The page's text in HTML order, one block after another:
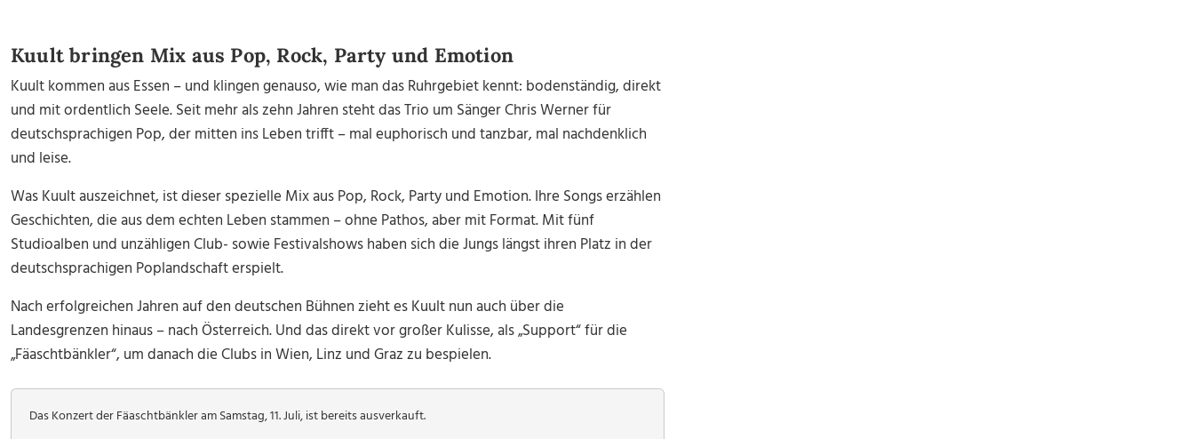
Kuult bringen Mix aus Pop, Rock, Party und Emotion
Kuult kommen aus Essen – und klingen genauso, wie man das Ruhrgebiet kennt: bodenständig, direkt
und mit ordentlich Seele. Seit mehr als zehn Jahren steht das Trio um Sänger Chris Werner für
deutschsprachigen Pop, der mitten ins Leben trifft – mal euphorisch und tanzbar, mal nachdenklich
und leise.
Was Kuult auszeichnet, ist dieser spezielle Mix aus Pop, Rock, Party und Emotion. Ihre Songs erzählen
Geschichten, die aus dem echten Leben stammen – ohne Pathos, aber mit Format. Mit fünf
Studioalben und unzähligen Club- sowie Festivalshows haben sich die Jungs längst ihren Platz in der
deutschsprachigen Poplandschaft erspielt.
Nach erfolgreichen Jahren auf den deutschen Bühnen zieht es Kuult nun auch über die
Landesgrenzen hinaus – nach Österreich. Und das direkt vor großer Kulisse, als „Support“ für die
„Fäaschtbänkler“, um danach die Clubs in Wien, Linz und Graz zu bespielen.
Das Konzert der Fäaschtbänkler am Samstag, 11. Juli, ist bereits ausverkauft.